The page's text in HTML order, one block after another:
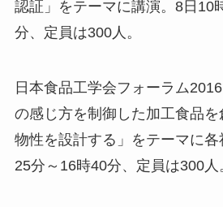
認証」をテーマに講演。8日10
分、定員は300人。
日本食品工学会フォーラム
の感じ方を制御した加工食品を
物性を設計する」をテーマに
25分～16時40分、定員は300人